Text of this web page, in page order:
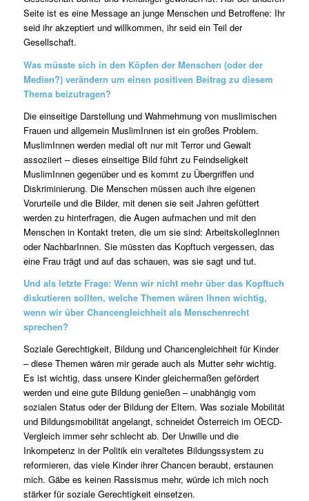
Seite ist es eine Message an junge Menschen und Betroffene: Ihr
seid ihr akzeptiert und willkommen, ihr seid ein Teil der
Gesellschaft.
Was müsste sich in den Köpfen der Menschen (oder der
Medien?) verändern um einen positiven Beitrag zu diesem
Thema beizutragen?
Die einseitige Darstellung und Wahrnehmung von muslimischen
Frauen und allgemein MuslimInnen ist ein großes Problem.
MuslimInnen werden medial oft nur mit Terror und Gewalt
assoziiert – dieses einseitige Bild führt zu Feindseligkeit
MuslimInnen gegenüber und es kommt zu Übergriffen und
Diskriminierung. Die Menschen müssen auch ihre eigenen
Vorurteile und die Bilder, mit denen sie seit Jahren gefüttert
werden zu hinterfragen, die Augen aufmachen und mit den
Menschen in Kontakt treten, die um sie sind: ArbeitskollegInnen
oder NachbarInnen. Sie müssten das Kopftuch vergessen, das
eine Frau trägt und auf das schauen, was sie sagt und tut.
Und als letzte Frage: Wenn wir nicht mehr über das Kopftuch
diskutieren sollten, welche Themen wären Ihnen wichtig,
wenn wir über Chancengleichheit als Menschenrecht
sprechen?
Soziale Gerechtigkeit, Bildung und Chancengleichheit für Kinder
– diese Themen wären mir gerade auch als Mutter sehr wichtig.
Es ist wichtig, dass unsere Kinder gleichermaßen gefördert
werden und eine gute Bildung genießen – unabhängig vom
sozialen Status oder der Bildung der Eltern. Was soziale Mobilität
und Bildungsmobilität angelangt, schneidet Österreich im OECD-
Vergleich immer sehr schlecht ab. Der Unwille und die
Inkompetenz in der Politik ein veraltetes Bildungssystem zu
reformieren, das viele Kinder ihrer Chancen beraubt, erstaunen
mich. Gäbe es keinen Rassismus mehr, würde ich mich noch
stärker für soziale Gerechtigkeit einsetzen.